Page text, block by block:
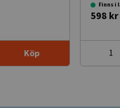
Köp
Finns i
598 kr